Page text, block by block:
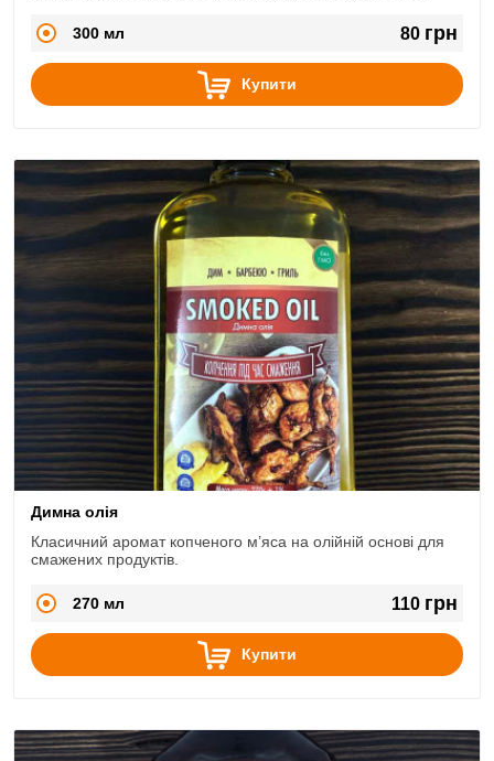
300 мл 80 грн
Купити
Димна олія
Класичний аромат копченого м’яса на олійній основі для
смажених продуктів.
270 мл 110 грн
Купити